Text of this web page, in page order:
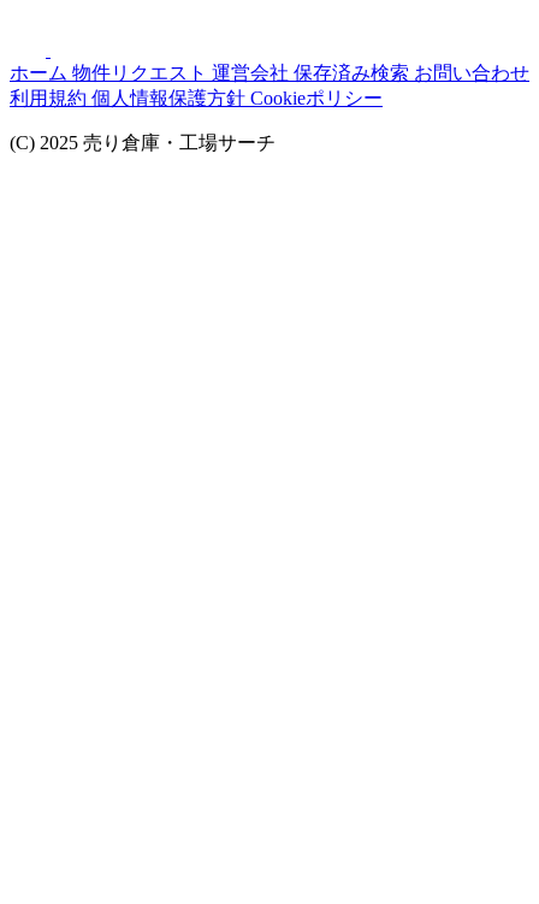
ホーム 物件リクエスト 運営会社 保存済み検索 お問い合わせ
利用規約 個人情報保護方針 Cookieポリシー
(C) 2025 売り倉庫・工場サーチ